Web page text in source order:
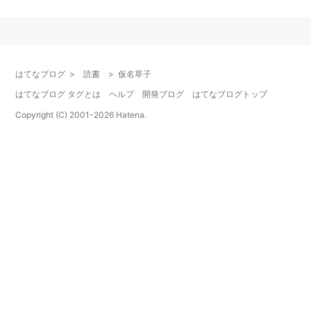
この近世初期は、日本歴史の中でも代表的な啓蒙期であ
り、この時期に、漢字（振仮名付き）交じり仮名書きの
通俗平易な読み物が次々と作られた。これら一群の文学
はてなブログ > 読書 > 仮名草子
はてなブログ タグとは
ヘルプ 開発ブログ
はてなブログトップ
Copyright (C) 2001-2026 Hatena.